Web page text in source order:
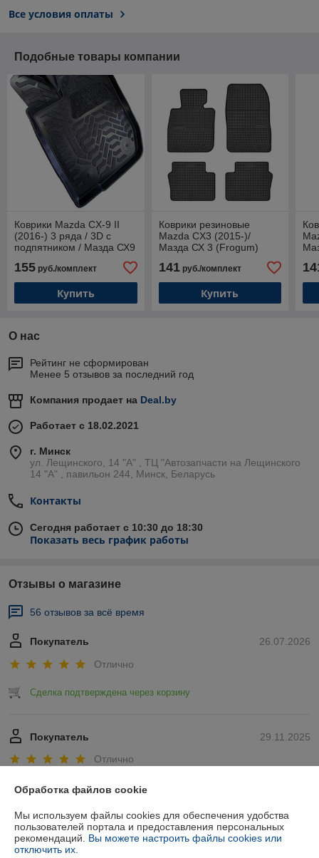
Все условия оплаты
Подобные товары компании
Коврики Mazda CX-9 II
(2016-) 3 ряда / 3D с
подпятником / Мазда СХ9
155 руб./комплект
Купить
Коврики резиновые
Mazda CX3 (2015-)/
Мазда СХ 3 (Frogum)
141руб./комплект
Купить
О нас
Рейтинг не сформирован
Менее 5 отзывов за последний год
Компания продает на Deal.by
Работает с 18.02.2021
г. Минск
ул. Лещинского, 14 "А" , ТЦ "Автозапчасти на Лещинcкого
14 "A" , павильон 244, Минск, Беларусь
Контакты
Сегодня работает с 10:30 до 18:30
Показать весь график работы
Отзывы о магазине
56 отзывов за всё время
26.07.2026
Покупатель
Отлично
Сделка подтверждена через корзину
29.11.2025
Покупатель
Отлично
Показать все отзывы
О нас
Обработка файлов cookie
Мы используем файлы cookies для обеспечения удобства
пользователей портала и предоставления персональных
рекомендаций. Вы можете настроить файлы cookies или
отключить их.